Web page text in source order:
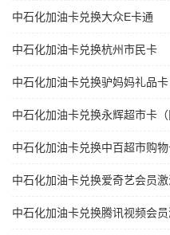
中石化加油卡兑换大众E卡通
中石化加油卡兑换杭州市民卡
中石化加油卡兑换驴妈妈礼品卡
中石化加油卡兑换永辉超市卡（
中石化加油卡兑换中百超市购
中石化加油卡兑换爱奇艺会员
中石化加油卡兑换腾讯视频会